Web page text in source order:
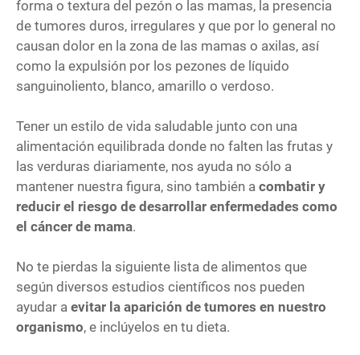
forma o textura del pezón o las mamas, la presencia
de tumores duros, irregulares y que por lo general no
causan dolor en la zona de las mamas o axilas, así
como la expulsión por los pezones de líquido
sanguinoliento, blanco, amarillo o verdoso.
Tener un estilo de vida saludable junto con una
alimentación equilibrada donde no falten las frutas y
las verduras diariamente, nos ayuda no sólo a
mantener nuestra figura, sino también a combatir y
reducir el riesgo de desarrollar enfermedades como
el cáncer de mama.
No te pierdas la siguiente lista de alimentos que
según diversos estudios científicos nos pueden
ayudar a evitar la aparición de tumores en nuestro
organismo, e inclúyelos en tu dieta.